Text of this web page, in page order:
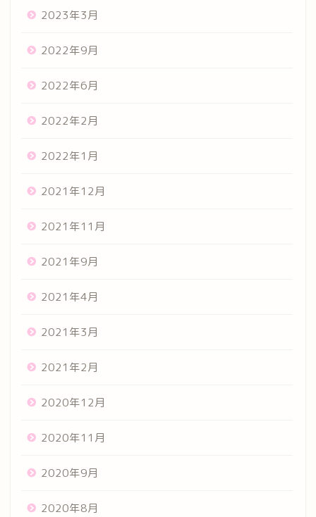
2023年3月
2022年9月
2022年6月
2022年2月
2022年1月
2021年12月
2021年11月
2021年9月
2021年4月
2021年3月
2021年2月
2020年12月
2020年11月
2020年9月
2020年8月